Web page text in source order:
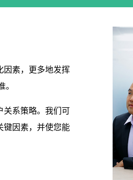
因素，更多地发挥
关系策略。我们可
键因素，并使您能